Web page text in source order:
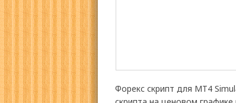
Форекс скрипт для МТ4